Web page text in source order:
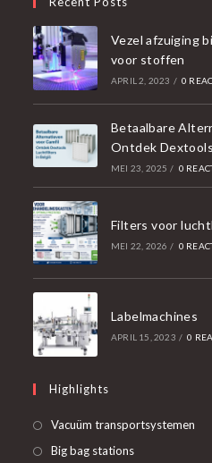
Vezel afzuiging
voor stoffen
APRIL 2, 2023 / 0
Betaalbare
Ontdek
MEI 23, 2025 / 0
Filters voor
MEI 22, 2026 / 0
Labelmachines
APRIL 15, 2023 / 0
Highlights
Vacuüm transportsystemen
Big bag stationsOpent